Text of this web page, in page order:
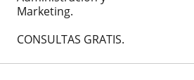
Marketing.
CONSULTAS GRATIS.